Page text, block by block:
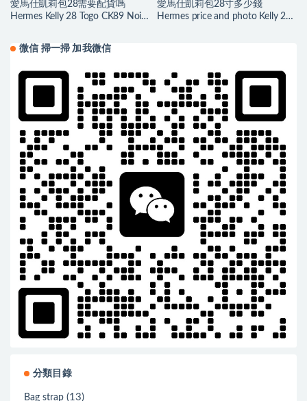
愛馬仕凱莉包28需要配貨嗎
黑色 Silver Hardware
Epsom Noir 黑色
微信 掃一掃 加我微信